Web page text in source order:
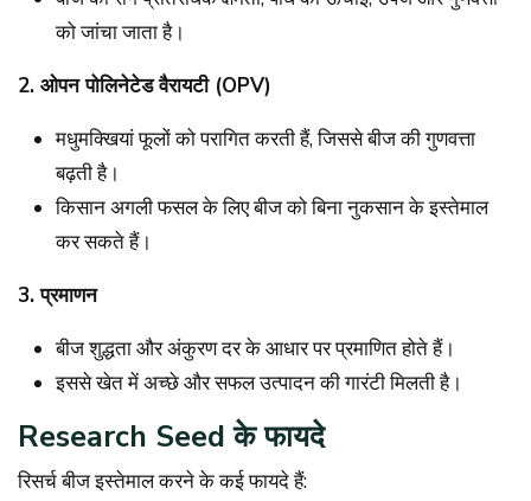
को जांचा जाता है।
2. ओपन पोलिनेटेड वैरायटी (OPV)
मधुमक्खियां फूलों को परागित करती हैं, जिससे बीज की गुणवत्ता
बढ़ती है।
किसान अगली फसल के लिए बीज को बिना नुकसान के इस्तेमाल
कर सकते हैं।
3. प्रमाणन
बीज शुद्धता और अंकुरण दर के आधार पर प्रमाणित होते हैं।
इससे खेत में अच्छे और सफल उत्पादन की गारंटी मिलती है।
Research Seed के फायदे
रिसर्च बीज इस्तेमाल करने के कई फायदे हैं: